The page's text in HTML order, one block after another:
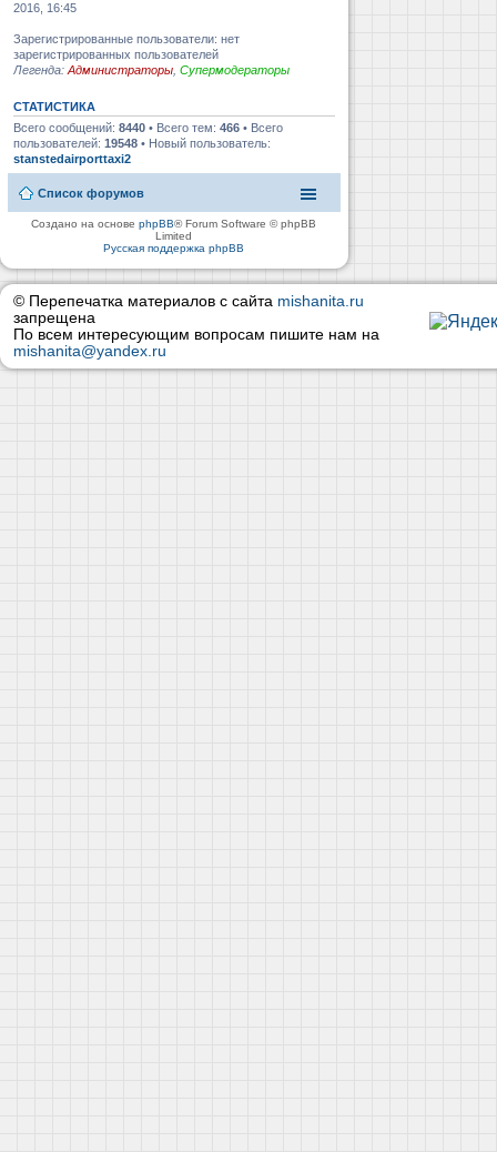
2016, 16:45
Зарегистрированные пользователи: нет
зарегистрированных пользователей
Легенда: Администраторы Супермодераторы
СТАТИСТИКА
Всего сообщений: 8440 • Всего тем: 466 • Всего
пользователей: 19548 • Новый пользователь:
stanstedairporttaxi2
Список форумов
Создано на основеphpBB® Forum Software © phpBB
Limited
Русская поддержка phpBB
© Перепечатка материалов с сайта mishanita.ru
запрещена
По всем интересующим вопросам пишите нам на
mishanita@yandex.ru